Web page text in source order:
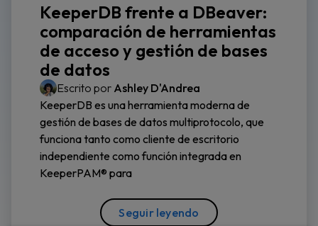
KeeperDB frente a DBeaver:
comparación de herramientas
de acceso y gestión de bases
de datos
Escrito por Ashley D'Andrea
KeeperDB es una herramienta moderna de
gestión de bases de datos multiprotocolo, que
funciona tanto como cliente de escritorio
independiente como función integrada en
KeeperPAM® para
Seguir leyendo